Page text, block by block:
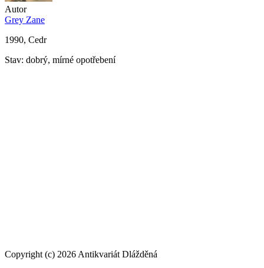
Autor
Grey Zane
1990, Cedr
Stav: dobrý, mírné opotřebení
Copyright (c) 2026 Antikvariát Dlážděná